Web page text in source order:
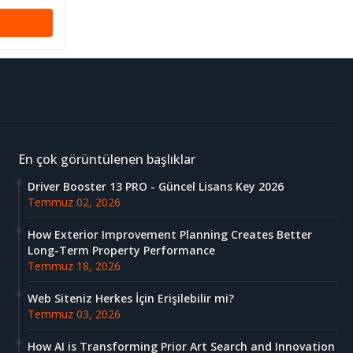
En çok görüntülenen başlıklar
Driver Booster 13 PRO - Güncel Lisans Key 2026
Temmuz 02, 2026
How Exterior Improvement Planning Creates Better
Long-Term Property Performance
Temmuz 18, 2026
Web Siteniz Herkes İçin Erişilebilir mi?
Temmuz 03, 2026
How AI is Transforming Prior Art Search and Innovation